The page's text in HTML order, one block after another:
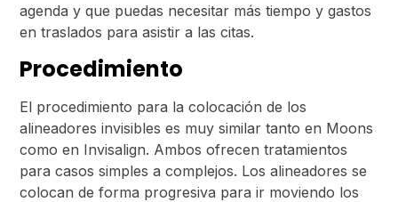
agenda y que puedas necesitar más tiempo y gastos
en traslados para asistir a las citas.
Procedimiento
El procedimiento para la colocación de los
alineadores invisibles es muy similar tanto en Moons
como en Invisalign. Ambos ofrecen tratamientos
para casos simples a complejos. Los alineadores se
colocan de forma progresiva para ir moviendo los